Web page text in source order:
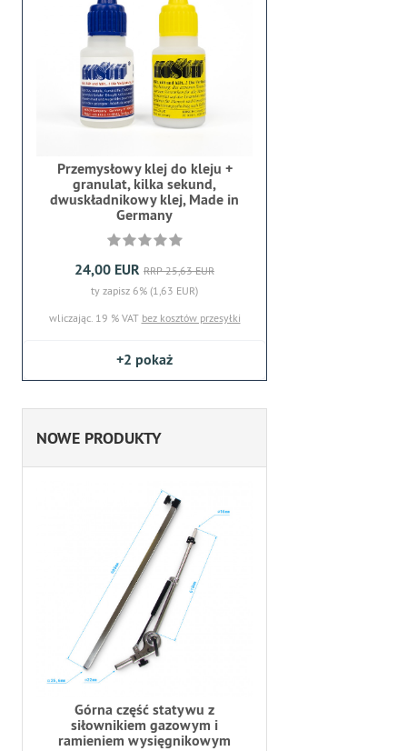
Przemysłowy klej do kleju +
granulat, kilka sekund,
dwuskładnikowy klej, Made in
Germany
24,00 EUR RRP 25,63 EUR
ty zapisz 6% (1,63 EUR)
wliczając. 19 % VAT bez kosztów przesyłki
+2 pokaż
NOWE PRODUKTY
Górna część statywu z
siłownikiem gazowym i
ramieniem wysięgnikowym